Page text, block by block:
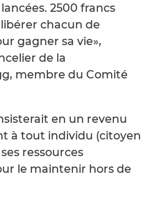
2500 francs
chacun de
gagner sa vie»,
de la
membre du Comité
en un revenu
à tout individu (citoyen
ressources
le maintenir hors de